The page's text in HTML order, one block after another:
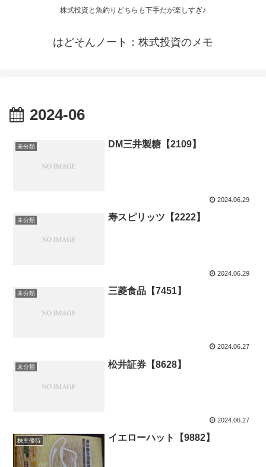
株式投資と魚釣りどちらも下手だが楽しすぎ♪
はどそんノート：株式投資のメモ
2024-06
未分類 DM三井製糖【2109】
2024.06.29
未分類 寿スピリッツ【2222】
2024.06.29
未分類 三菱食品【7451】
2024.06.27
未分類 松井証券【8628】
2024.06.27
株主優待 イエローハット【9882】